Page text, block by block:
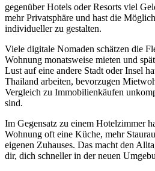
gegenüber Hotels oder Resorts viel
mehr Privatsphäre und hast die
individueller zu gestalten.
Viele digitale Nomaden schätzen die
Wohnung monatsweise mieten und
Lust auf eine andere Stadt oder Insel
Thailand arbeiten, bevorzugen
Vergleich zu Immobilienkäufen
sind.
Im Gegensatz zu einem Hotelzimmer
Wohnung oft eine Küche, mehr
eigenen Zuhauses. Das macht den
dir, dich schneller in der neuen